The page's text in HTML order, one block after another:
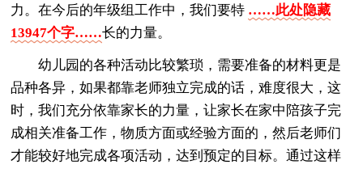
力。在今后的年级组工作中，我们要特 ……此处隐藏
13947个字……长的力量。
幼儿园的各种活动比较繁琐，需要准备的材料更是
品种各异，如果都靠老师独立完成的话，难度很大，这
时，我们充分依靠家长的力量，让家长在家中陪孩子完
成相关准备工作，物质方面或经验方面的，然后老师们
才能较好地完成各项活动，达到预定的目标。通过这样